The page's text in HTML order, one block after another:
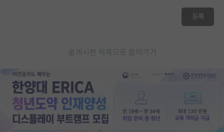
등록
게시판 목록으로 돌아가기